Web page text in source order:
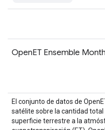
OpenET Ensemble
El conjunto de datos de
satélite sobre la cantidad
superficie terrestre a la